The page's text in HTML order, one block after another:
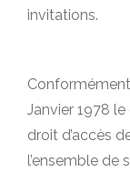
invitations.
Janvier 1978
droit d’accès
l’ensemble de